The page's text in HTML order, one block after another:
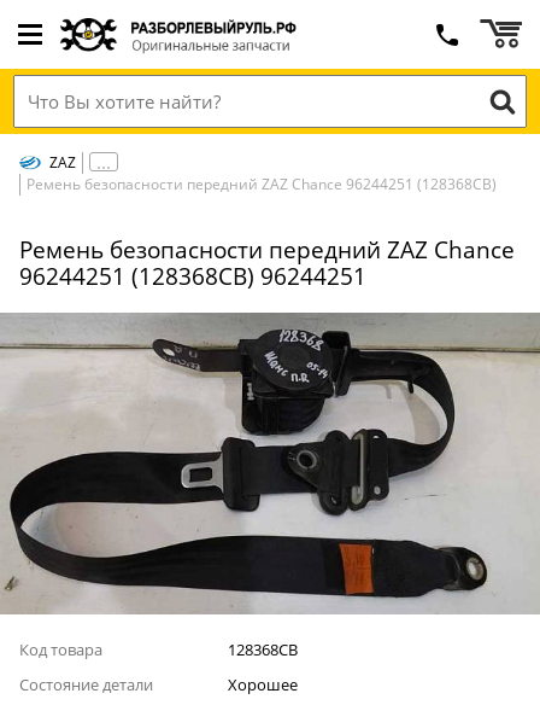
ZAZ
Ремень безопасности передний ZAZ Chance 96244251 (128368СВ)
Ремень безопасности передний ZAZ Chance
96244251 (128368СВ) 96244251
Код товара
128368СВ
Состояние детали
Хорошее